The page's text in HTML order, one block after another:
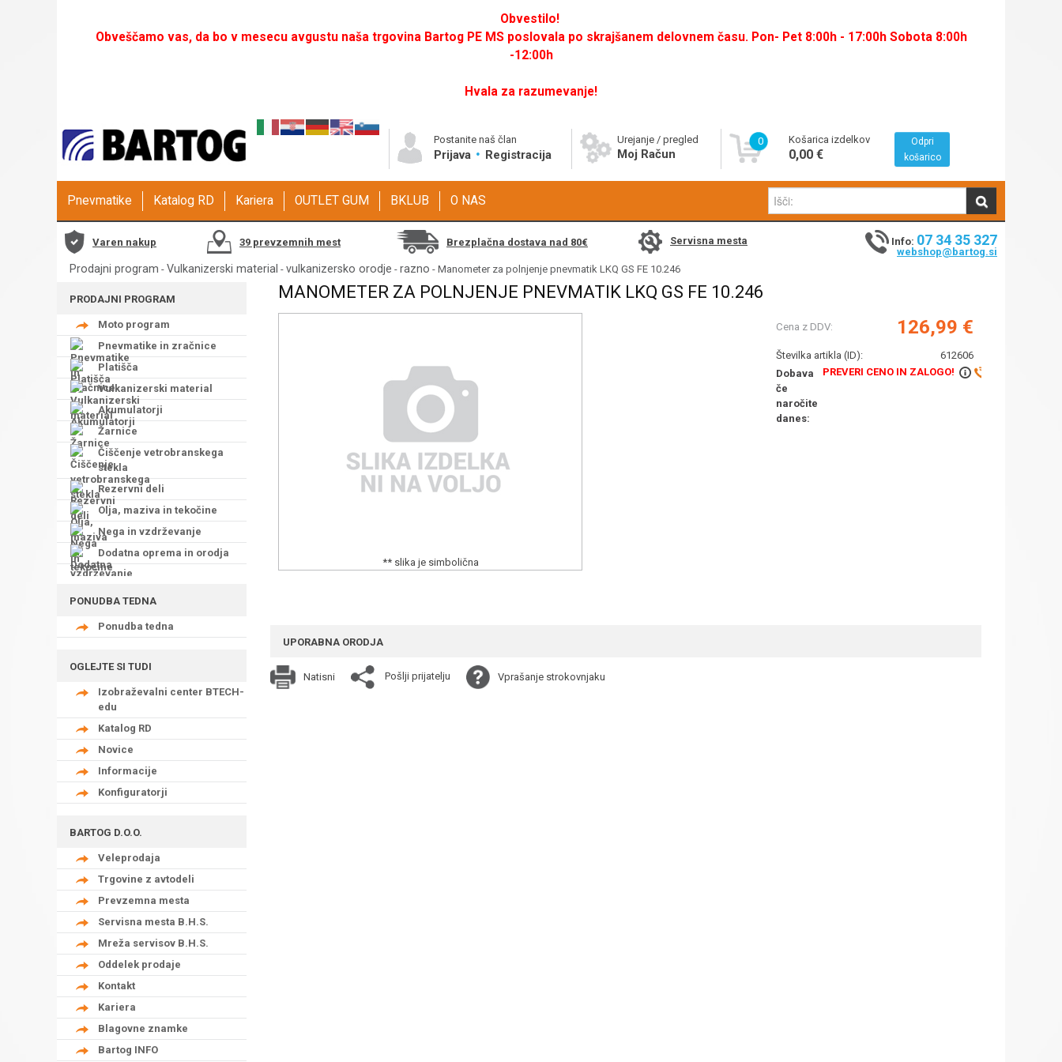
Obvestilo!
Obveščamo vas, da bo v mesecu avgustu naša trgovina Bartog PE MS poslovala po skrajšanem delovnem času. Pon- Pet 8:00h - 17:00h Sobota 8:00h
-12:00h
Hvala za razumevanje!
Postanite naš član
Prijava Registracija
Urejanje / pregled
Moj Račun
0 Košarica izdelkov
0,00 €
Odpri
košarico
Pnevmatike Katalog RD Kariera OUTLET GUM BKLUB O NAS
Varen nakup 39 prevzemnih mest Brezplačna dostava nad 80€ Servisna mesta Info: 07 34 35 327
webshop@bartog.si
Prodajni program - Vulkanizerski material - vulkanizersko orodje - razno - Manometer za polnjenje pnevmatik LKQ GS FE 10.246
PRODAJNI PROGRAM
Moto program
Pnevmatike in zračnice
Platišča
Vulkanizerski material
Akumulatorji
Žarnice
Čiščenje vetrobranskega
stekla
Rezervni deli
Olja, maziva in tekočine
Nega in vzdrževanje
Dodatna oprema in orodja
PONUDBA TEDNA
Ponudba tedna
OGLEJTE SI TUDI
Izobraževalni center BTECH-
edu
Katalog RD
Novice
Informacije
Konfiguratorji
BARTOG D.O.O.
Veleprodaja
Trgovine z avtodeli
Prevzemna mesta
Servisna mesta B.H.S.
Mreža servisov B.H.S.
Oddelek prodaje
Kontakt
Kariera
Blagovne znamke
Bartog INFO
MANOMETER ZA POLNJENJE PNEVMATIK LKQ GS FE 10.246
** slika je simbolična
Cena z DDV: 126,99 €
Številka artikla (ID):
612606
Dobava
če
naročite
danes:
PREVERI CENO IN ZALOGO!
UPORABNA ORODJA
Natisni Pošlji prijatelju Vprašanje strokovnjaku